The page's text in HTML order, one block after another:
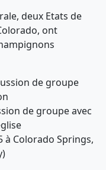
deux Etats de
ont
de groupe avec
à Colorado Springs,